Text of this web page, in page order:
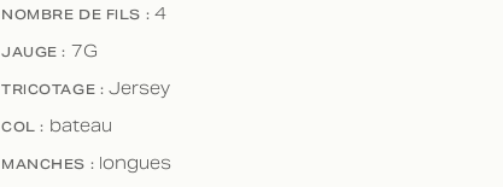
NOMBRE DE FILS : 4
JAUGE : 7G
TRICOTAGE : Jersey
COL : bateau
MANCHES : longues